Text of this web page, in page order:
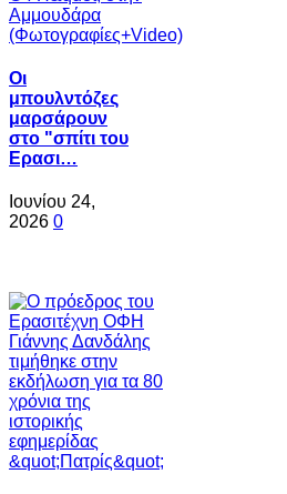
Oι
μπουλντόζες
μαρσάρουν
στο "σπίτι του
Ερασι…
Ιουνίου 24,
2026 0